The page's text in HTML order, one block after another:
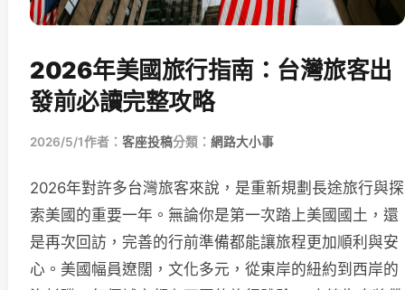
2026年美國旅行指南：台灣旅客出
發前必讀完整攻略
2026/5/1作者： 客座投稿分類： 網路大小事
2026年對許多台灣旅客來說，是重新規劃長途旅行與探
索美國的重要一年。無論你是第一次踏上美國國土，還
是再次回訪，完善的行前準備都能讓旅程更加順利與安
心。美國幅員遼闊，文化多元，從東岸的紐約到西岸的